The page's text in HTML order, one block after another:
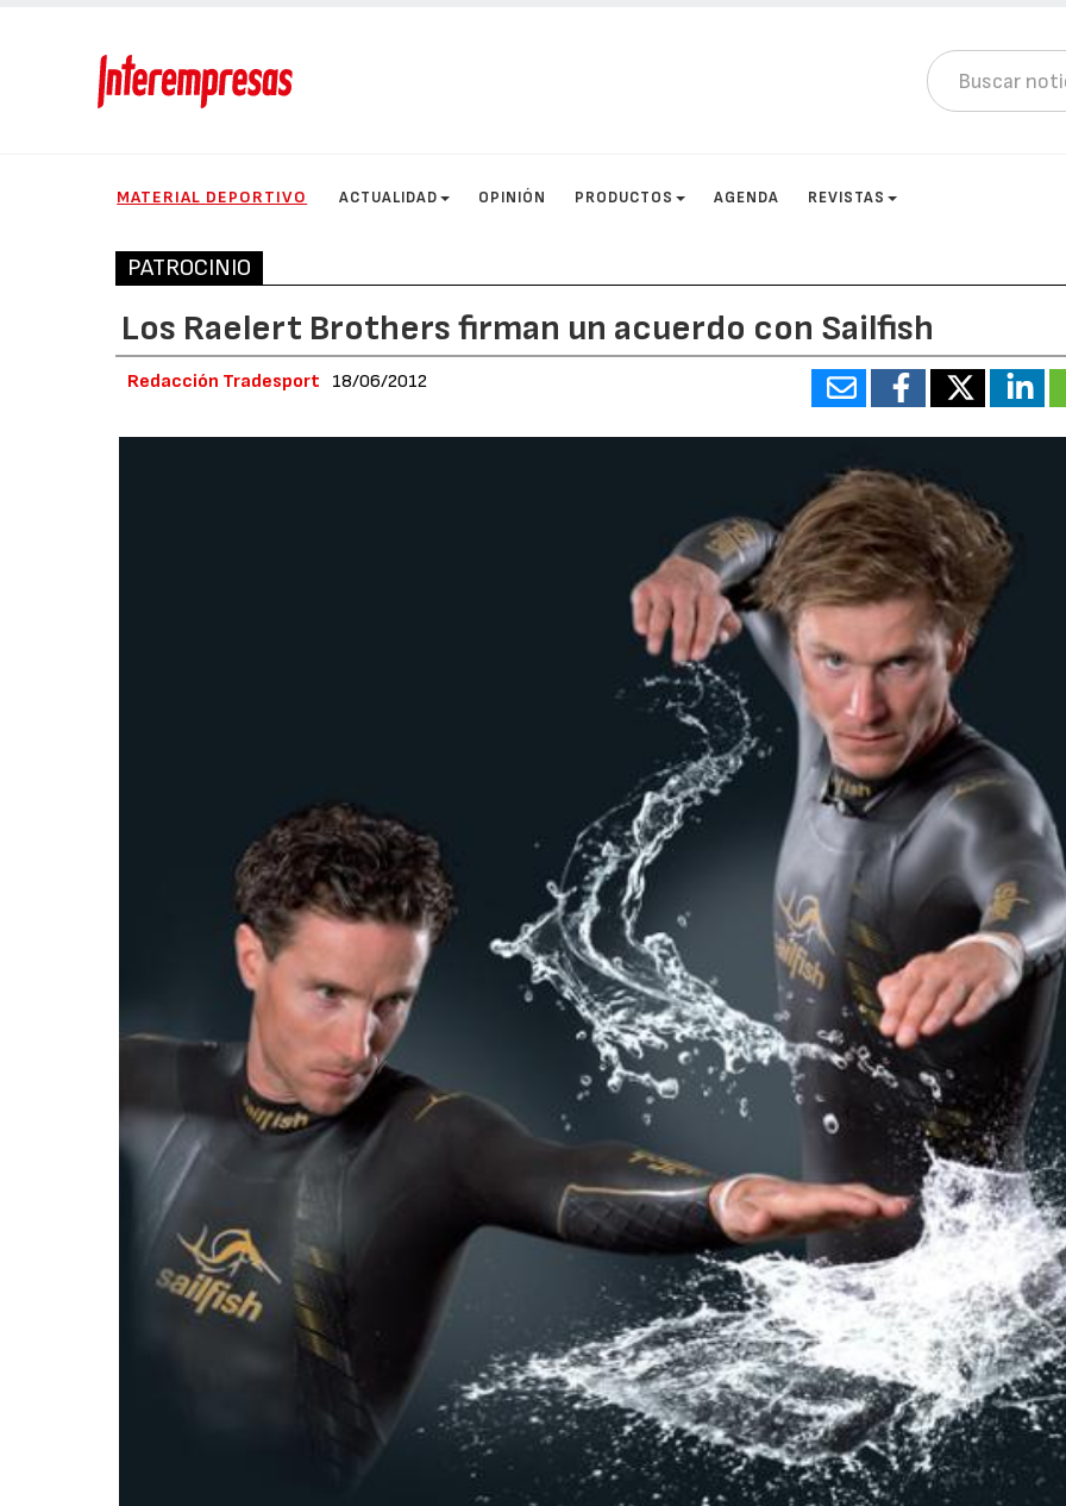
MATERIAL DEPORTIVO ACTUALIDAD OPINIÓN PRODUCTOS AGENDA REVISTAS
PATROCINIO
Los Raelert Brothers firman un acuerdo con Sailfish
Redacción Tradesport 18/06/2012
23/07/2026 30/07/2026